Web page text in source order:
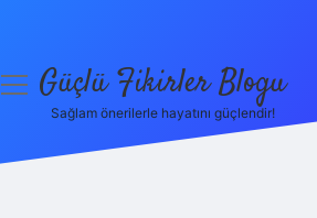
menüyüGüçlü Fikirler Blogu
Sağlam önerilerle hayatını güçlendir!